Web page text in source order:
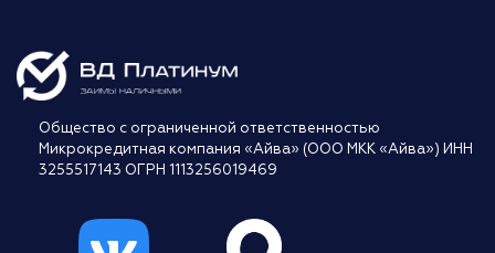
Общество с ограниченной ответственностью
Микрокредитная компания «Айва» (ООО МКК «Айва») ИНН
3255517143 ОГРН 1113256019469